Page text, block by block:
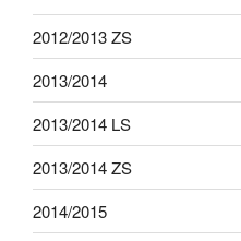
2012/2013 ZS
2013/2014
2013/2014 LS
2013/2014 ZS
2014/2015